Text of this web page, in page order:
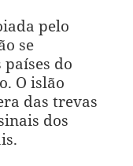
pelo
se
do
O islão
das trevas
dos